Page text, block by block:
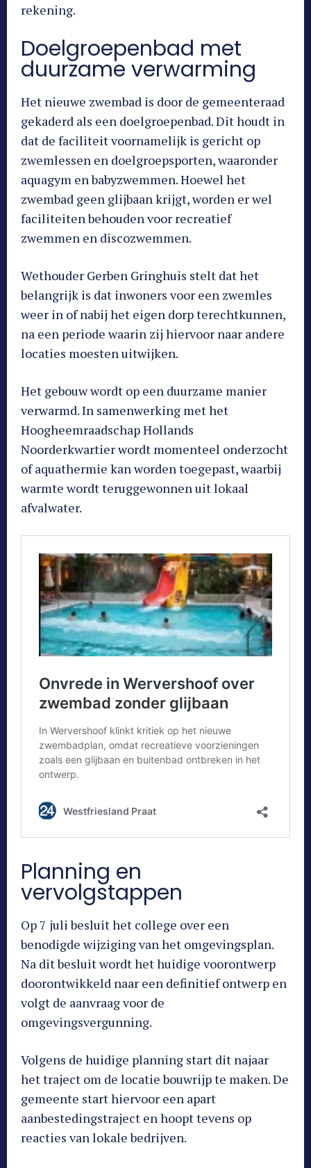
rekening.
Doelgroepenbad met
duurzame verwarming
Het nieuwe zwembad is door de gemeenteraad
gekaderd als een doelgroepenbad. Dit houdt in
dat de faciliteit voornamelijk is gericht op
zwemlessen en doelgroepsporten, waaronder
aquagym en babyzwemmen. Hoewel het
zwembad geen glijbaan krijgt, worden er wel
faciliteiten behouden voor recreatief
zwemmen en discozwemmen.
Wethouder Gerben Gringhuis stelt dat het
belangrijk is dat inwoners voor een zwemles
weer in of nabij het eigen dorp terechtkunnen,
na een periode waarin zij hiervoor naar andere
locaties moesten uitwijken.
Het gebouw wordt op een duurzame manier
verwarmd. In samenwerking met het
Hoogheemraadschap Hollands
Noorderkwartier wordt momenteel onderzocht
of aquathermie kan worden toegepast, waarbij
warmte wordt teruggewonnen uit lokaal
afvalwater.
Planning en
vervolgstappen
Op 7 juli besluit het college over een
benodigde wijziging van het omgevingsplan.
Na dit besluit wordt het huidige voorontwerp
doorontwikkeld naar een definitief ontwerp en
volgt de aanvraag voor de
omgevingsvergunning.
Volgens de huidige planning start dit najaar
het traject om de locatie bouwrijp te maken. De
gemeente start hiervoor een apart
aanbestedingstraject en hoopt tevens op
reacties van lokale bedrijven.